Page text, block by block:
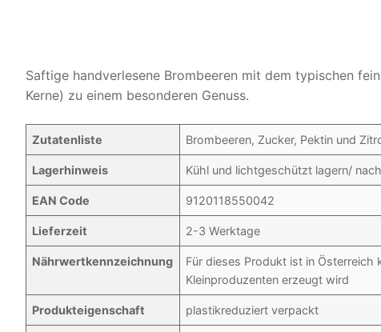
Saftige handverlesene Brombeeren mit dem typischen
Kerne) zu einem besonderen Genuss.
Zutatenliste Brombeeren, Zucker, Pektin und
Lagerhinweis Kühl und lichtgeschützt lagern/
EAN Code 9120118550042
Lieferzeit 2-3 Werktage
Nährwertkennzeichnung
Für dieses Produkt ist in
Kleinproduzenten erzeugt wird
Produkteigenschaft plastikreduziert verpackt